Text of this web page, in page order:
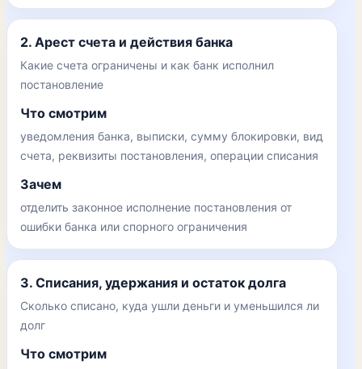
2. Арест счета и действия банка
Какие счета ограничены и как банк исполнил
постановление
Что смотрим
уведомления банка, выписки, сумму блокировки, вид
счета, реквизиты постановления, операции списания
Зачем
отделить законное исполнение постановления от
ошибки банка или спорного ограничения
3. Списания, удержания и остаток долга
Сколько списано, куда ушли деньги и уменьшился ли
долг
Что смотрим